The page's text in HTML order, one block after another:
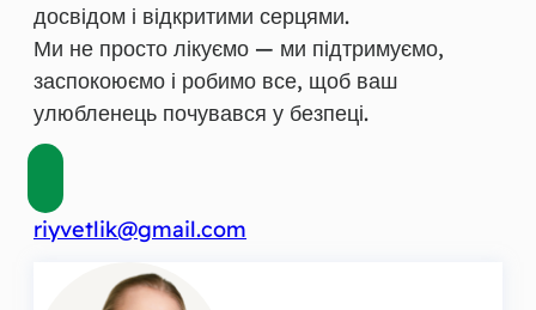
досвідом і відкритими серцями.
Ми не просто лікуємо — ми підтримуємо,
заспокоюємо і робимо все, щоб ваш
улюбленець почувався у безпеці.
riyvetlik@gmail.com